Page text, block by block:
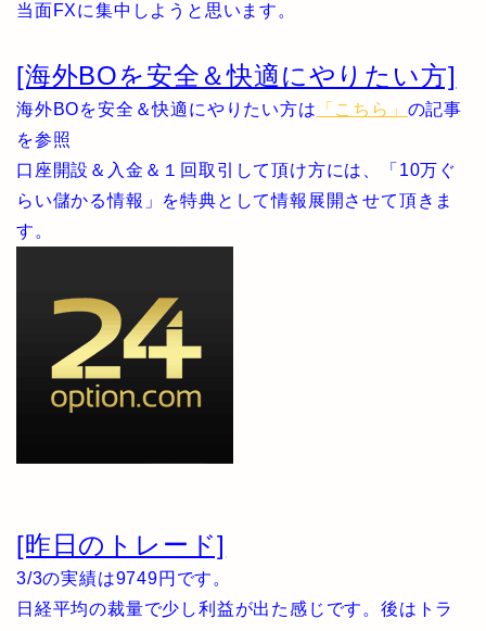
当面FXに集中しようと思います。
[海外BOを安全＆快適にやりたい方]
海外BOを安全＆快適にやりたい方は 「こちら」 の記事
を参照
口座開設＆入金＆１回取引して頂け方には、「10万ぐ
らい儲かる情報」を特典として情報展開させて頂きま
す。
[昨日のトレード]
3/3の実績は9749円です。
日経平均の裁量で少し利益が出た感じです。後はトラ